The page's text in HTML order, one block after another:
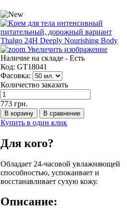
Увеличить изображение
Наличие на складе - Есть
Код: GТ18041
Фасовка:
Количество заказать
773 грн.
Купить в один клик
Для кого?
Обладает 24-часовой увлажняющей
способностью, успокаивает и
восстанавливает сухую кожу.
Описание: